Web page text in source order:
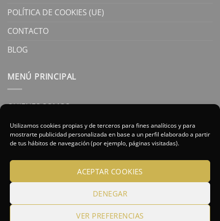
Utilizamos cookies propias y de terceros para fines analíticos y para
mostrarte publicidad personalizada en base a un perfil elaborado a partir
de tus hábitos de navegación (por ejemplo, páginas visitadas).
ACEPTAR COOKIES
DENEGAR
VER PREFERENCIAS
POLÍTICA DE COOKIES (UE)
CONTACTO
BLOG
MENÚ PRINCIPAL
QUIENES SOMOS
ASESORAMIENTO ONLINE
TRATAMIENTOS
NUESTRAS MARCAS
CONTACTO
CONDICIONES DE VENTA
AVISO LEGAL